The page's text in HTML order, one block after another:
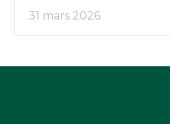
31 mars 2026